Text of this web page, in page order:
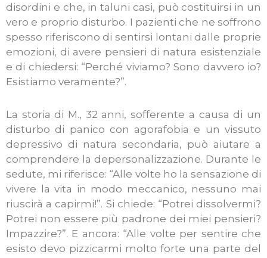
disordini e che, in taluni casi, può costituirsi in un
vero e proprio disturbo. I pazienti che ne soffrono
spesso riferiscono di sentirsi lontani dalle proprie
emozioni, di avere pensieri di natura esistenziale
e di chiedersi: “Perché viviamo? Sono davvero io?
Esistiamo veramente?”.
La storia di M., 32 anni, sofferente a causa di un
disturbo di panico con agorafobia e un vissuto
depressivo di natura secondaria, può aiutare a
comprendere la depersonalizzazione. Durante le
sedute, mi riferisce: “Alle volte ho la sensazione di
vivere la vita in modo meccanico, nessuno mai
riuscirà a capirmi!”. Si chiede: “Potrei dissolvermi?
Potrei non essere più padrone dei miei pensieri?
Impazzire?”. E ancora: “Alle volte per sentire che
esisto devo pizzicarmi molto forte una parte del